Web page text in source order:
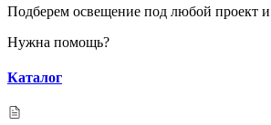
Подберем освещение под любой проект
Нужна помощь?
Каталог